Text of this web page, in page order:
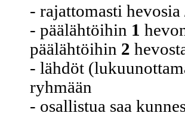
- rajattomasti hevosia
- päälähtöihin 1
päälähtöihin 2
- lähdöt
ryhmään
- osallistua saa